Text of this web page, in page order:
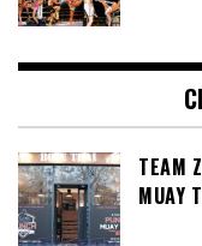
TEAM
MUAY